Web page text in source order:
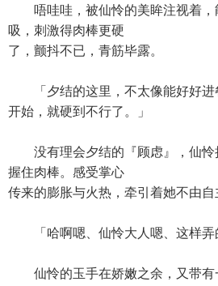
唔哇哇，被仙怜的美眸注视着，
吸，刺激得肉棒更硬
了，颤抖不已，青筋毕露。
「夕结的这里，不太像能好好进
开始，就硬到不行了。」
没有理会夕结的『顾虑』，仙怜
握住肉棒。感受掌心
传来的膨胀与火热，牵引着她不由自
「哈啊嗯、仙怜大人嗯、这样弄
仙怜的玉手在娇嫩之余，又带有